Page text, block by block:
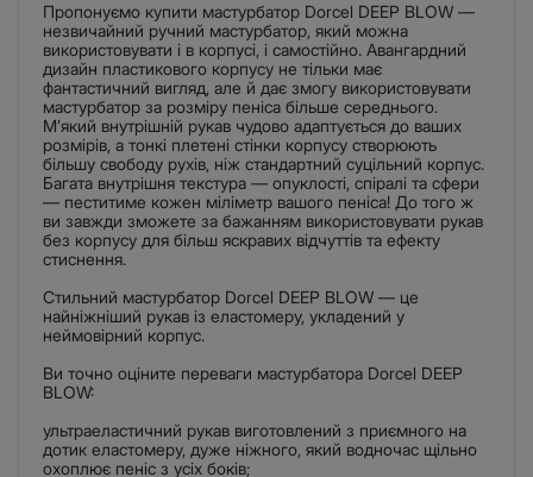
Пропонуємо купити мастурбатор Dorcel DEEP BLOW —
незвичайний ручний мастурбатор, який можна
використовувати і в корпусі, і самостійно. Авангардний
дизайн пластикового корпусу не тільки має
фантастичний вигляд, але й дає змогу використовувати
мастурбатор за розміру пеніса більше середнього.
М’який внутрішній рукав чудово адаптується до ваших
розмірів, а тонкі плетені стінки корпусу створюють
більшу свободу рухів, ніж стандартний суцільний корпус.
Багата внутрішня текстура — опуклості, спіралі та сфери
— пеститиме кожен міліметр вашого пеніса! До того ж
ви завжди зможете за бажанням використовувати рукав
без корпусу для більш яскравих відчуттів та ефекту
стиснення.
Стильний мастурбатор Dorcel DEEP BLOW — це
найніжніший рукав із еластомеру, укладений у
неймовірний корпус.
Ви точно оціните переваги мастурбатора Dorcel DEEP
BLOW:
ультраеластичний рукав виготовлений з приємного на
дотик еластомеру, дуже ніжного, який водночас щільно
охоплює пеніс з усіх боків;